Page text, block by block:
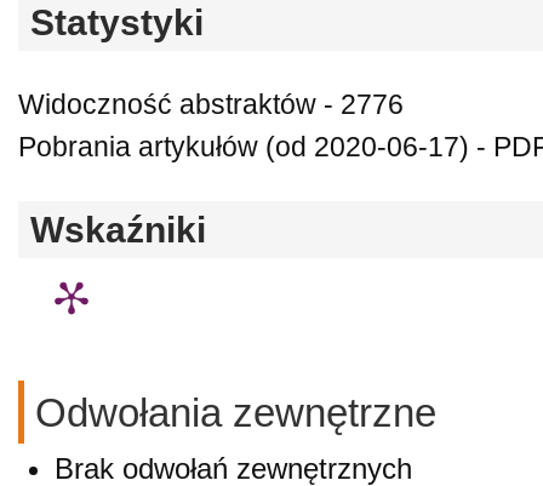
Statystyki
Widoczność abstraktów - 2776
Pobrania artykułów (od 2020-06-17) -
Wskaźniki
Odwołania zewnętrzne
Brak odwołań zewnętrznych